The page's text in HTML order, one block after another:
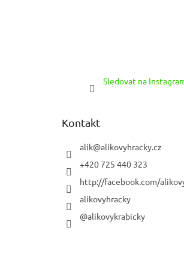
Sledovat na
Kontakt
alik@alikovyhracky.cz
+420 725 440 323
http://facebook.com/
alikovyhracky
@alikovykrabicky